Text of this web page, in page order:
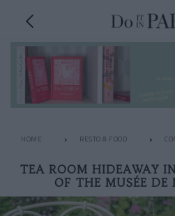
HOME RESTO & FOOD
TEA ROOM HIDEAWAY
OF THE MUSÉE DE